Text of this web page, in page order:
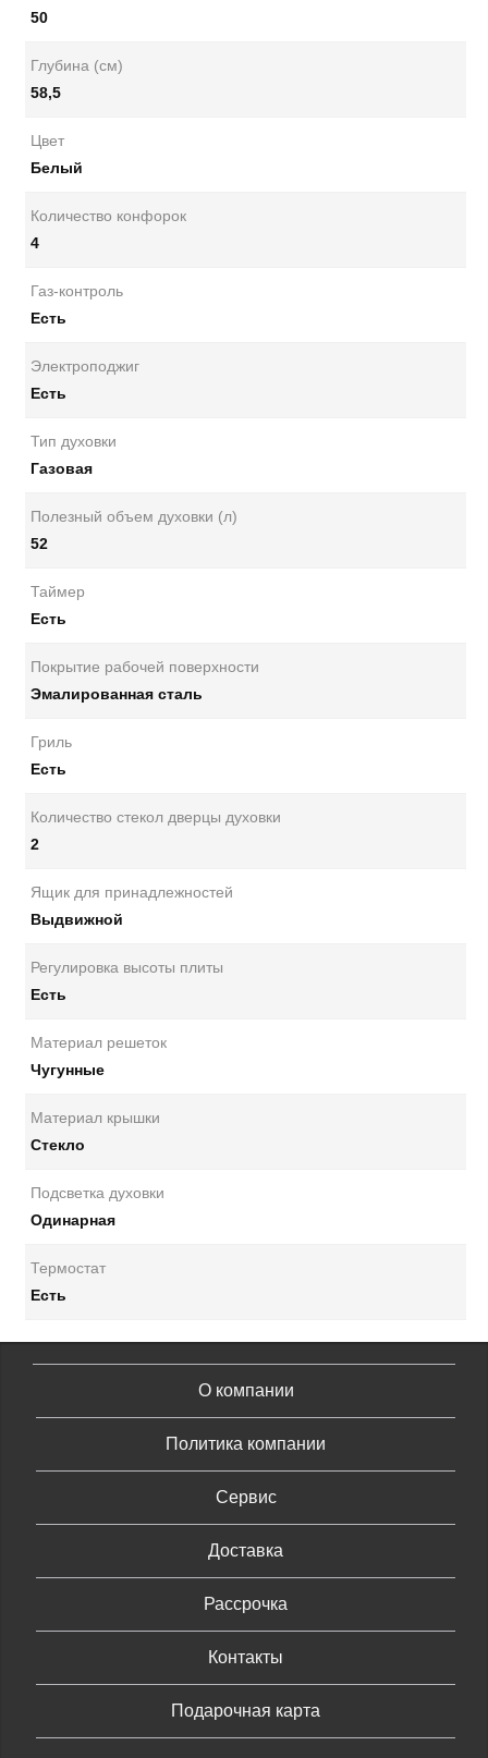
50
Глубина (см)
58,5
Цвет
Белый
Количество конфорок
4
Газ-контроль
Есть
Электроподжиг
Есть
Тип духовки
Газовая
Полезный объем духовки (л)
52
Таймер
Есть
Покрытие рабочей поверхности
Эмалированная сталь
Гриль
Есть
Количество стекол дверцы духовки
2
Ящик для принадлежностей
Выдвижной
Регулировка высоты плиты
Есть
Материал решеток
Чугунные
Материал крышки
Стекло
Подсветка духовки
Одинарная
Термостат
Есть
О компании
Политика компании
Сервис
Доставка
Рассрочка
Контакты
Подарочная карта